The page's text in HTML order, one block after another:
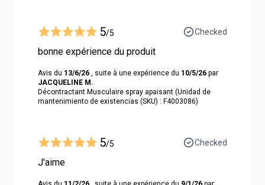
5/5 Checked
bonne expérience du produit
Avis du 13/6/26 , suite à une expérience du 10/5/26 par
JACQUELINE M.
Décontractant Musculaire spray apaisant (Unidad de
mantenimiento de existencias (SKU) : F4003086)
5/5 Checked
J'aime